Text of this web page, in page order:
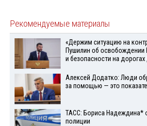
Рекомендуемые материалы
«Держим ситуацию на
Пушилин об освобождении
и безопасности на
Алексей Додатко: Люди
за помощью — это
ТАСС: Бориса Надеждина*
полиции